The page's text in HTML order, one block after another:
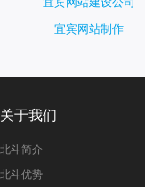
宜宾网站制作
关于我们
北斗简介
北斗优势